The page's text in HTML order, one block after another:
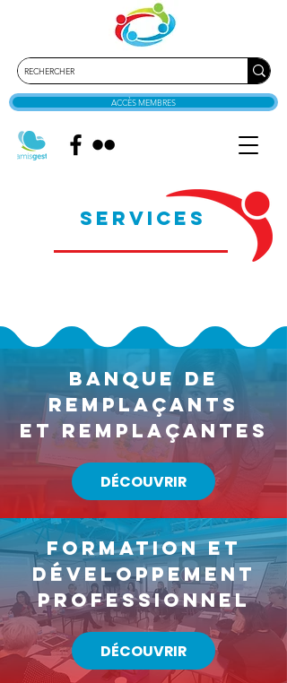
ACCÈS MEMBRES
services
BANQUE DE
REMPLAÇANTS
ET REMPLAÇANTES
DÉCOUVRIR
FORMATION ET
DÉVELOPPEMENT
PROFESSIONNEL
DÉCOUVRIR